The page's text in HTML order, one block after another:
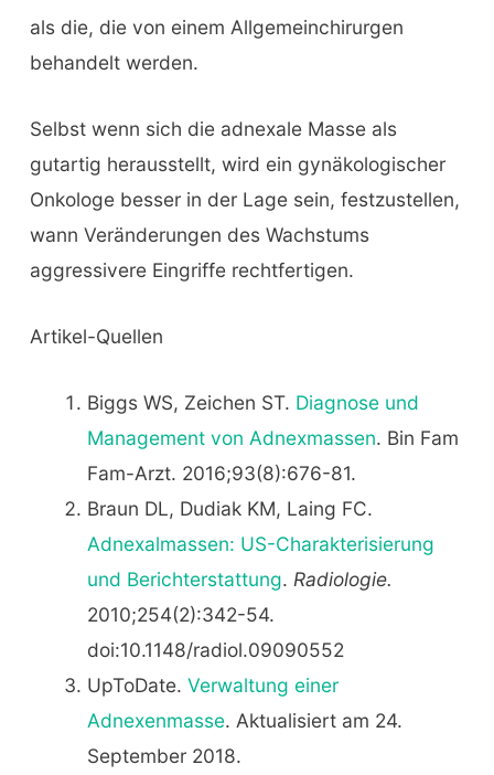
als die, die von einem Allgemeinchirurgen
behandelt werden.
Selbst wenn sich die adnexale Masse als
gutartig herausstellt, wird ein gynäkologischer
Onkologe besser in der Lage sein, festzustellen,
wann Veränderungen des Wachstums
aggressivere Eingriffe rechtfertigen.
Artikel-Quellen
Biggs WS, Zeichen ST. Diagnose und
Management von Adnexmassen. Bin Fam
Fam-Arzt. 2016;93(8):676-81.
Braun DL, Dudiak KM, Laing FC.
Adnexalmassen: US-Charakterisierung
und Berichterstattung. Radiologie.
2010;254(2):342-54.
doi:10.1148/radiol.09090552
UpToDate. Verwaltung einer
Adnexenmasse. Aktualisiert am 24.
September 2018.